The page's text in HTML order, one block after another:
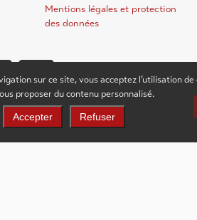
Mentions légales et protection
des données
sur ce site, vous acceptez l’utilisation de
proposer du contenu personnalisé.
Accepter Refuser